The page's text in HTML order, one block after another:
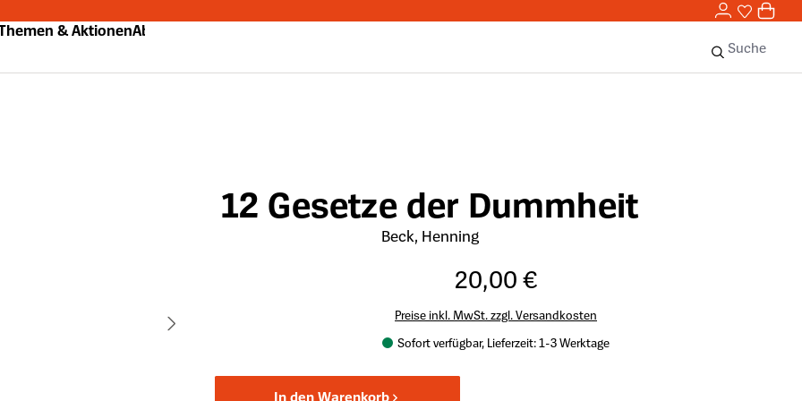
0,00
0
& AktionenAbo
Suche
12 Gesetze der Dummheit
Beck, Henning
20,00 €
Preise inkl. MwSt. zzgl. Versandkosten
Sofort verfügbar, Lieferzeit: 1-3 Werktage
In den Warenkorb